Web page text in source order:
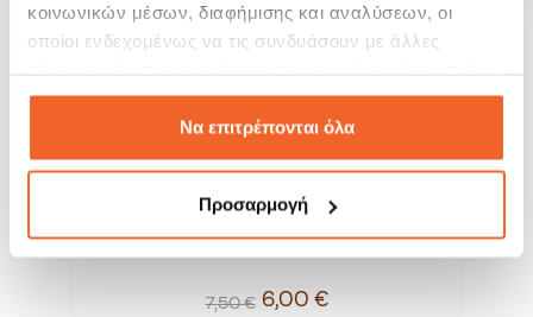
κοινωνικών μέσων, διαφήμισης και αναλύσεων, οι
οποίοι ενδεχομένως να τις συνδυάσουν με άλλες
έχουν συλλέξει σε σχέση με την από μέρους σας χρήση
των υπηρεσιών τους.Να επιτρέπονται όλα
Προσαρμογή
Libbey Ποτήρι Ουίσκι Radiant 350ml
7,50 € 6,00 €